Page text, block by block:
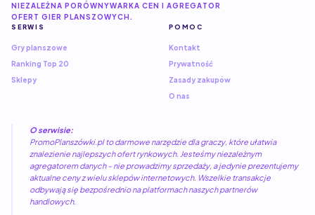
NIEZALEŻNA PORÓWNYWARKA CEN I AGREGATOR
OFERT GIER PLANSZOWYCH.
SERWIS
Gry planszowe
Ranking Top 20
Sklepy
POMOC
Kontakt
Prywatność
Zasady zakupów
O nas
O serwisie:
PromoPlanszówki.pl to darmowe narzędzie dla graczy, które ułatwia
znalezienie najlepszych ofert rynkowych. Jesteśmy niezależnym
agregatorem danych – nie prowadzimy sprzedaży, a jedynie prezentujemy
aktualne ceny z wielu sklepów internetowych. Wszelkie transakcje
odbywają się bezpośrednio na platformach naszych partnerów
handlowych.